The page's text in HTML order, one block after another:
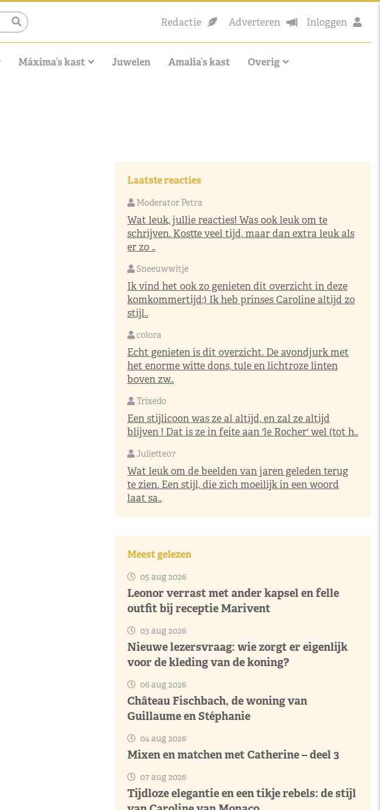
Redactie Adverteren Inloggen
Máxima’s kast Juwelen Amalia’s kast Overig
Laatste reacties
Moderator Petra
Wat leuk, jullie reacties! Was ook leuk om te
schrijven. Kostte veel tijd, maar dan extra leuk als
er zo ..
Sneeuwwitje
Ik vind het ook zo genieten dit overzicht in deze
komkommertijd:) Ik heb prinses Caroline altijd zo
stijl..
colora
Echt genieten is dit overzicht. De avondjurk met
het enorme witte dons, tule en lichtroze linten
boven zw..
Trixedo
Een stijlicoon was ze al altijd, en zal ze altijd
blijven ! Dat is ze in feite aan 'le Rocher' wel (tot h..
Juliette07
Wat leuk om de beelden van jaren geleden terug
te zien. Een stijl, die zich moeilijk in een woord
laat sa..
Meest gelezen
05 aug 2026
Leonor verrast met ander kapsel en felle
outfit bij receptie Marivent
03 aug 2026
Nieuwe lezersvraag: wie zorgt er eigenlijk
voor de kleding van de koning?
06 aug 2026
Château Fischbach, de woning van
Guillaume en Stéphanie
04 aug 2026
Mixen en matchen met Catherine – deel 3
07 aug 2026
Tijdloze elegantie en een tikje rebels: de stijl